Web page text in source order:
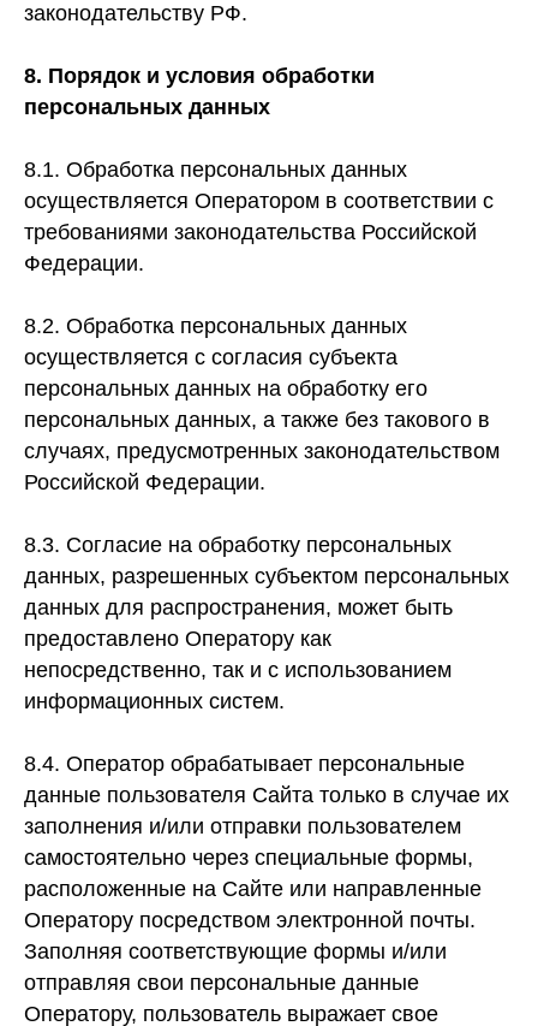
законодательству РФ.
8. Порядок и условия обработки
персональных данных
8.1. Обработка персональных данных
осуществляется Оператором в соответствии с
требованиями законодательства Российской
Федерации.
8.2. Обработка персональных данных
осуществляется с согласия субъекта
персональных данных на обработку его
персональных данных, а также без такового в
случаях, предусмотренных законодательством
Российской Федерации.
8.3. Согласие на обработку персональных
данных, разрешенных субъектом персональных
данных для распространения, может быть
предоставлено Оператору как
непосредственно, так и с использованием
информационных систем.
8.4. Оператор обрабатывает персональные
данные пользователя Сайта только в случае их
заполнения и/или отправки пользователем
самостоятельно через специальные формы,
расположенные на Сайте или направленные
Оператору посредством электронной почты.
Заполняя соответствующие формы и/или
отправляя свои персональные данные
Оператору, пользователь выражает свое